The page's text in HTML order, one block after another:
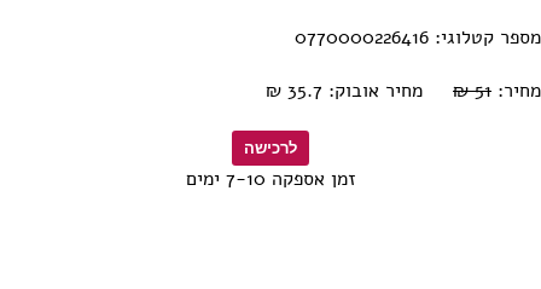
מספר קטלוגי: 0770000226416
מחיר: 51 ₪ מחיר אובוק: 35.7 ₪
זמן אספקה 7-10 ימים